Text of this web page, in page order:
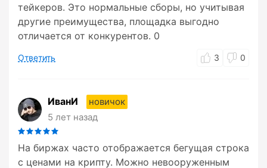
тейкеров. Это нормальные сборы, но учитывая
другие преимущества, площадка выгодно
отличается от конкурентов. 0
Ответить 3 0
ИванИ
новичок
5 лет назад
На биржах часто отображается бегущая строка
с ценами на крипту. Можно невооруженным